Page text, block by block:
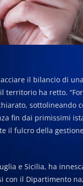
il bilancio di
territorio ha retto.
sottolineando
fin dai primissimi
il fulcro della
e Sicilia, ha
con il Dipartimento